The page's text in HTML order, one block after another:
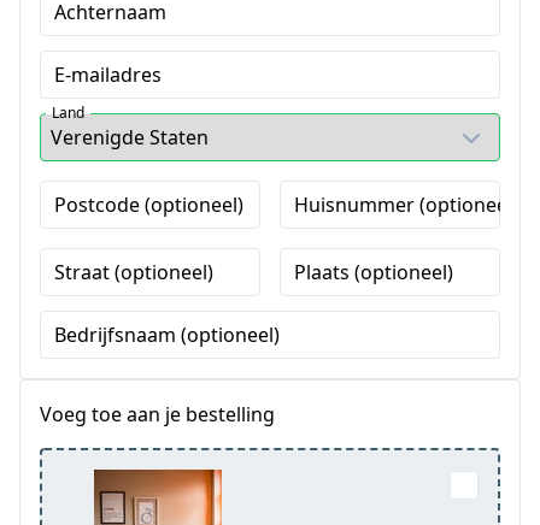
Achternaam
E-mailadres
Land
Postcode (optioneel) Huisnummer (optioneel)
Straat (optioneel) Plaats (optioneel)
Bedrijfsnaam (optioneel)
Voeg toe aan je bestelling